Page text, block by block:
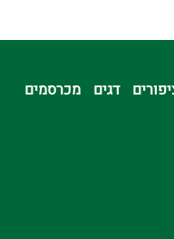
דגים מכרסמים